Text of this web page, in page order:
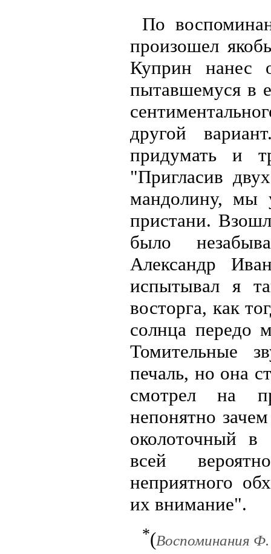
По
произошел
Куприн нанес
пытавшемуся в
другой
придумать и
"Пригласив
мандолину, мы
пристани.
было
Александр
испытывал я
восторга, как
солнца передо
Томительные
печаль, но она
смотрел на
непонятно
околоточный в
всей
неприятного
их внимание".
*(Воспоминания